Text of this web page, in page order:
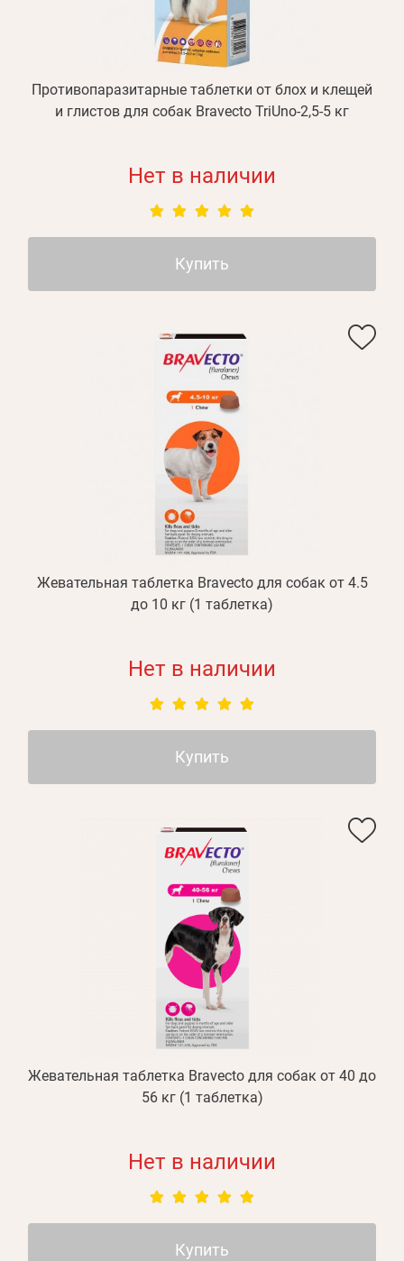
Противопаразитарные таблетки от блох и клещей
и глистов для собак Bravecto TriUno-2,5-5 кг
Нет в наличии
Купить
Жевательная таблетка Bravecto для собак от 4.5
до 10 кг (1 таблетка)
Нет в наличии
Купить
Жевательная таблетка Bravecto для собак от 40 до
56 кг (1 таблетка)
Нет в наличии
Купить
Отправить
Регистрация
или с помощью
Вспомнили пароль?